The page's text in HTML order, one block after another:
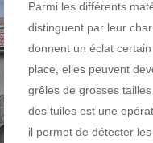
Parmi les différents
distinguent par leur
donnent un éclat
place, elles peuvent
grêles de grosses
des tuiles est une
il permet de détecter